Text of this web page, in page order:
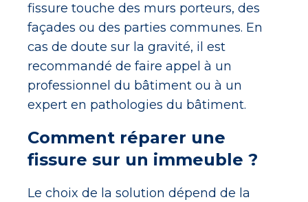
fissure touche des murs porteurs, des
façades ou des parties communes. En
cas de doute sur la gravité, il est
recommandé de faire appel à un
professionnel du bâtiment ou à un
expert en pathologies du bâtiment.
Comment réparer une
fissure sur un immeuble ?
Le choix de la solution dépend de la